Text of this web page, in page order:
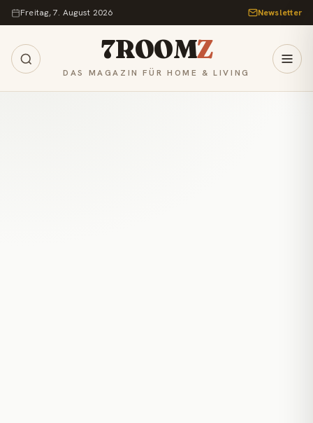
Zum Inhalt springen
Freitag, 7. August 2026 Newsletter
7ROOMZ
DAS MAGAZIN FÜR HOME & LIVING